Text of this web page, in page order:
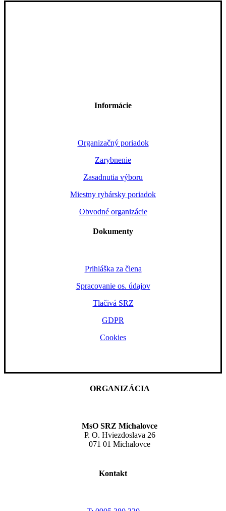
Informácie
Organizačný poriadok
Zarybnenie
Zasadnutia výboru
Miestny rybársky poriadok
Obvodné organizácie
Dokumenty
Prihláška za člena
Spracovanie os. údajov
Tlačivá SRZ
GDPR
Cookies
ORGANIZÁCIA
MsO SRZ Michalovce
P. O. Hviezdoslava 26
071 01 Michalovce
Kontakt